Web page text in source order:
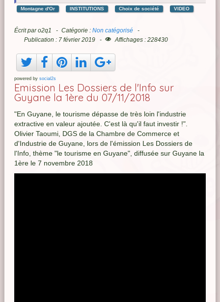
Montagne d'Or INSTITUTIONS Choix de société VIDEO
Écrit paro2q1 Catégorie : Non catégorisé
Publication : 7 février 2019
Affichages : 228430
powered by social2s
Emission Les Dossiers de l'Info sur
Guyane la 1ère du 07/11/2018
"En Guyane, le tourisme dépasse de très loin l'industrie
extractive en valeur ajoutée. C'est là qu'il faut investir !".
Olivier Taoumi, DGS de la Chambre de Commerce et
d'Industrie de Guyane, lors de l'émission Les Dossiers de
l'Info, thème "le tourisme en Guyane", diffusée sur Guyane la
1ère le 7 novembre 2018